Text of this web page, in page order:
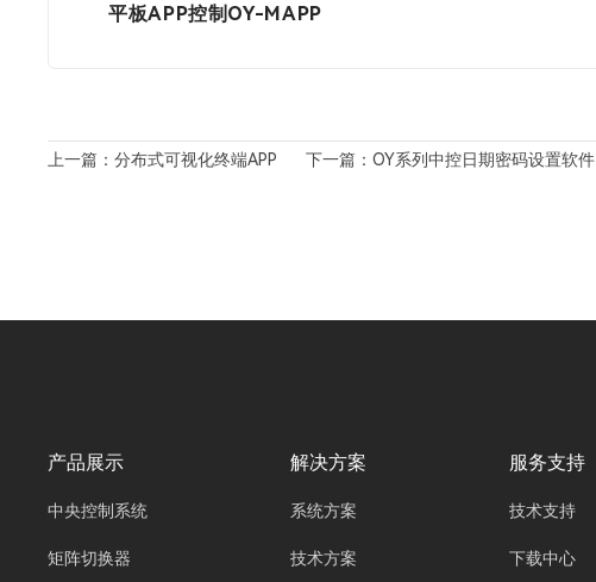
平板APP控制OY-MAPP
上一篇：分布式可视化终端APP 下一篇：OY系列中控日期密码设置软件
产品展示
中央控制系统
矩阵切换器
解决方案
系统方案
技术方案
服务支持
技术支持
下载中心